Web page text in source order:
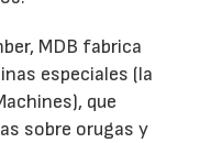
MDB fabrica
especiales (la
que
sobre orugas y